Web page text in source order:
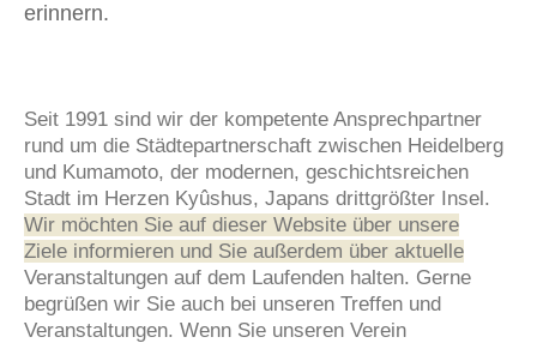
erinnern.
Seit 1991 sind wir der kompetente Ansprechpartner
rund um die Städtepartnerschaft zwischen Heidelberg
und Kumamoto, der modernen, geschichtsreichen
Stadt im Herzen Kyûshus, Japans drittgrößter Insel.
Wir möchten Sie auf dieser Website über unsere
Ziele informieren und Sie außerdem über aktuelle
Veranstaltungen auf dem Laufenden halten. Gerne
begrüßen wir Sie auch bei unseren Treffen und
Veranstaltungen. Wenn Sie unseren Verein